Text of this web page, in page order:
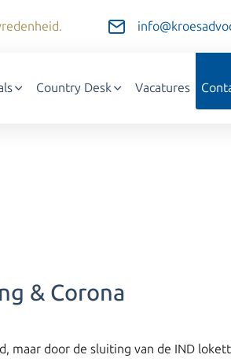
Country Desk Vacatures
& Corona
maar door de sluiting van de IND